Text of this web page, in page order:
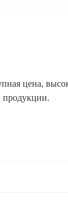
цена,
продукции.